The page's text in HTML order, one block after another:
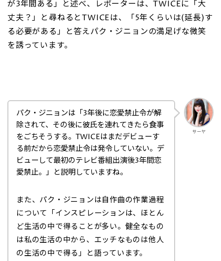
が3年間ある」と述べ、レポーターは、TWICEに「大
丈夫？」と尋ねるとTWICEは、「5年くらいは(延長)す
る必要がある」と答えパク・ジニョンの満足げな微笑
を誘っています。
サーヤ
パク・ジニョンは「3年後に恋愛禁止令が解
除されて、その後に彼氏を連れてきたら食事
をごちそうする。TWICEはまだデビューす
る前だから恋愛禁止令は発令していない。デ
ビューして最初のテレビ番組出演後3年間恋
愛禁止。」と説明していますね。
また、パク・ジニョンは自作曲の作業過程
について「インスピレーションは、ほとん
ど生活の中で得ることが多い。健全なもの
は私の生活の中から、エッチなものは他人
の生活の中で得る」と語っています。